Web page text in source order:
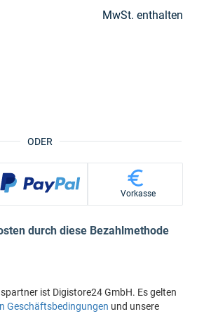
MwSt. enthalten
ODER
Vorkasse
durch diese Bezahlmethode
ist Digistore24 GmbH. Es gelten
Geschäftsbedingungen und unsere